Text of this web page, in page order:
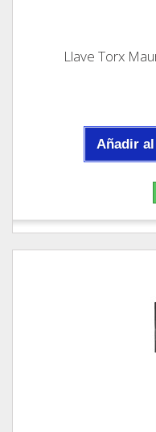
Llave Torx
Añadir